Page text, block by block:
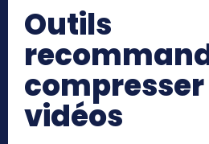
Outils
vidéos